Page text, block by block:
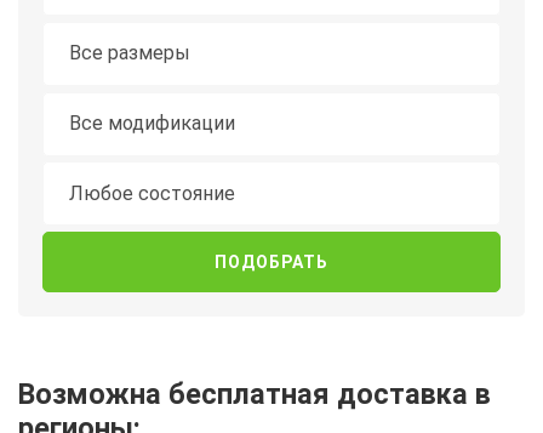
Все размеры
Все модификации
Любое состояние
Возможна бесплатная доставка в